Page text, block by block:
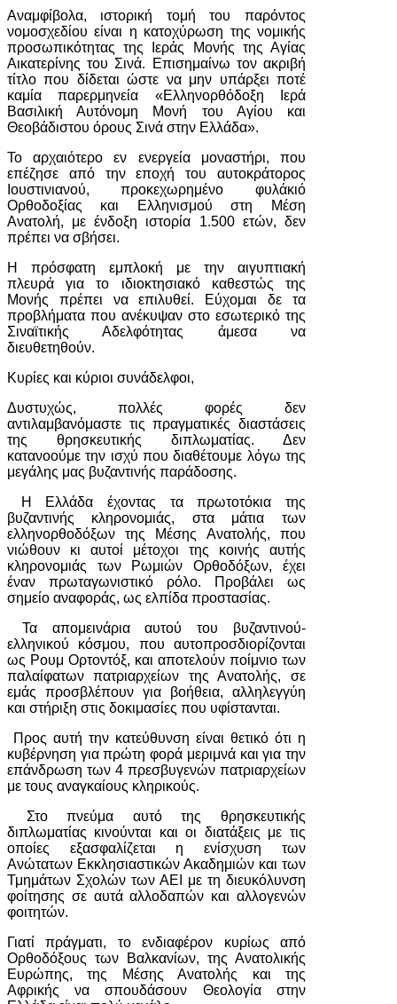
Αναμφίβολα, ιστορική τομή του παρόντος
νομοσχεδίου είναι η κατοχύρωση της νομικής
προσωπικότητας της Ιεράς Μονής της Αγίας
Αικατερίνης του Σινά. Επισημαίνω τον ακριβή
τίτλο που δίδεται ώστε να μην υπάρξει ποτέ
καμία παρερμηνεία «Ελληνορθόδοξη Ιερά
Βασιλική Αυτόνομη Μονή του Αγίου και
Θεοβάδιστου όρους Σινά στην Ελλάδα».
Το αρχαιότερο εν ενεργεία μοναστήρι, που
επέζησε από την εποχή του αυτοκράτορος
Ιουστινιανού, προκεχωρημένο φυλάκιό
Ορθοδοξίας και Ελληνισμού στη Μέση
Ανατολή, με ένδοξη ιστορία 1.500 ετών, δεν
πρέπει να σβήσει.
Η πρόσφατη εμπλοκή με την αιγυπτιακή
πλευρά για το ιδιοκτησιακό καθεστώς της
Μονής πρέπει να επιλυθεί. Εύχομαι δε τα
προβλήματα που ανέκυψαν στο εσωτερικό της
Σιναϊτικής Αδελφότητας άμεσα να
διευθετηθούν.
Κυρίες και κύριοι συνάδελφοι,
Δυστυχώς, πολλές φορές δεν
αντιλαμβανόμαστε τις πραγματικές διαστάσεις
της θρησκευτικής διπλωματίας. Δεν
κατανοούμε την ισχύ που διαθέτουμε λόγω της
μεγάλης μας βυζαντινής παράδοσης.
Η Ελλάδα έχοντας τα πρωτοτόκια της
βυζαντινής κληρονομιάς, στα μάτια των
ελληνορθοδόξων της Μέσης Ανατολής, που
νιώθουν κι αυτοί μέτοχοι της κοινής αυτής
κληρονομιάς των Ρωμιών Ορθοδόξων, έχει
έναν πρωταγωνιστικό ρόλο. Προβάλει ως
σημείο αναφοράς, ως ελπίδα προστασίας.
Τα απομεινάρια αυτού του βυζαντινού-
ελληνικού κόσμου, που αυτοπροσδιορίζονται
ως Ρουμ Ορτοντόξ, και αποτελούν ποίμνιο των
παλαίφατων πατριαρχείων της Ανατολής, σε
εμάς προσβλέπουν για βοήθεια, αλληλεγγύη
και στήριξη στις δοκιμασίες που υφίστανται.
Προς αυτή την κατεύθυνση είναι θετικό ότι η
κυβέρνηση για πρώτη φορά μεριμνά και για την
επάνδρωση των 4 πρεσβυγενών πατριαρχείων
με τους αναγκαίους κληρικούς.
Στο πνεύμα αυτό της θρησκευτικής
διπλωματίας κινούνται και οι διατάξεις με τις
οποίες εξασφαλίζεται η ενίσχυση των
Ανώτατων Εκκλησιαστικών Ακαδημιών και των
Τμημάτων Σχολών των ΑΕΙ με τη διευκόλυνση
φοίτησης σε αυτά αλλοδαπών και αλλογενών
φοιτητών.
Γιατί πράγματι, το ενδιαφέρον κυρίως από
Ορθοδόξους των Βαλκανίων, της Ανατολικής
Ευρώπης, της Μέσης Ανατολής και της
Αφρικής να σπουδάσουν Θεολογία στην